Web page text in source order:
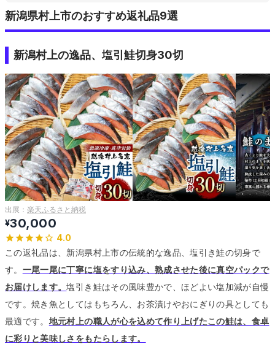
新潟県村上市のおすすめ返礼品9選
新潟村上の逸品、塩引鮭切身30切
出展： 楽天ふるさと納税
¥30,000
4.0
この返礼品は、新潟県村上市の伝統的な逸品、塩引き鮭の切身で
す。 一尾一尾に丁寧に塩をすり込み、熟成させた後に真空パックで
お届けします。塩引き鮭はその風味豊かで、ほどよい塩加減が自慢
です。焼き魚としてはもちろん、お茶漬けやおにぎりの具としても
最適です。 地元村上の職人が心を込めて作り上げたこの鮭は、食卓
に彩りと美味しさをもたらします。